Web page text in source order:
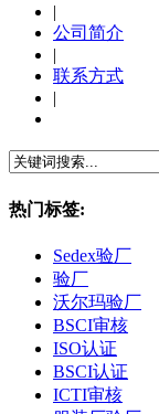
|
公司简介
|
联系方式
|
热门标签:
Sedex验厂
验厂
沃尔玛验厂
BSCI审核
ISO认证
BSCI认证
ICTI审核